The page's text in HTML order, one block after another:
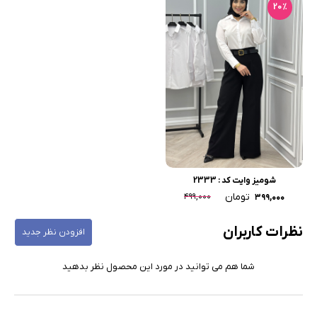
20٪
شومیز وایت کد : 2333
۳۹۹,۰۰۰ تومان ۴۹۹,۰۰۰
نظرات کاربران افزودن نظر جدید
شما هم می توانید در مورد این محصول نظر بدهید